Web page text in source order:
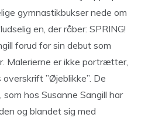
gymnastikbukser nede om
en, der råber: SPRING!
forud for sin debut som
Malerierne er ikke portrætter,
”Øjeblikke”. De
hos Susanne Sangill har
og blandet sig med